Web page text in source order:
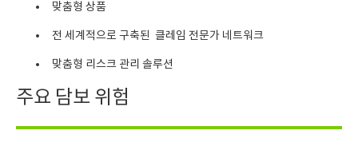
맞춤형 상품
전 세계적으로 구축된 클레임 전문가 네트워크
맞춤형 리스크 관리 솔루션
주요 담보 위험